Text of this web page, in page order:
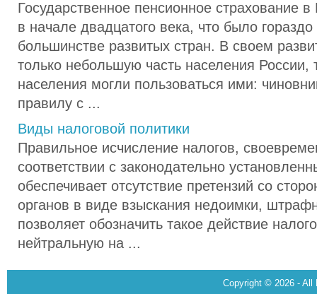
Государственное пенсионное страхование
в начале двадцатого века, что было
большинстве развитых стран. В своем
только небольшую часть населения
населения могли пользоваться ими:
правилу с ...
Виды налоговой политики
Правильное исчисление налогов,
соответствии с законодательно
обеспечивает отсутствие претензий со
органов в виде взыскания недоимки,
позволяет обозначить такое действие
нейтральную на ...
Copyright © 2026 - All